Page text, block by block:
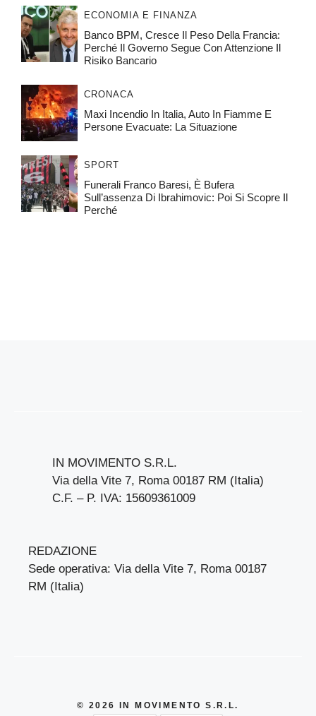
ECONOMIA E FINANZA
Banco BPM, Cresce Il Peso Della Francia:
Perché Il Governo Segue Con Attenzione Il
Risiko Bancario
CRONACA
Maxi Incendio In Italia, Auto In Fiamme E
Persone Evacuate: La Situazione
SPORT
Funerali Franco Baresi, È Bufera
Sull’assenza Di Ibrahimovic: Poi Si Scopre Il
Perché
IN MOVIMENTO S.R.L.
Via della Vite 7, Roma 00187 RM (Italia)
C.F. – P. IVA: 15609361009
REDAZIONE
Sede operativa: Via della Vite 7, Roma 00187
RM (Italia)
© 2026 IN MOVIMENTO S.R.L.